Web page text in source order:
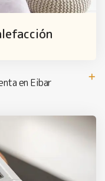
en Eibar